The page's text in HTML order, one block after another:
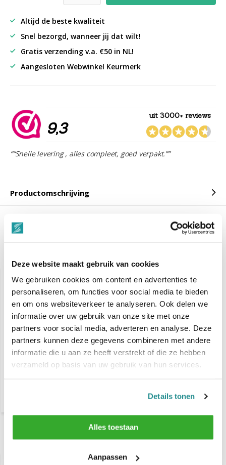
Deze website maakt gebruik van cookies
We gebruiken cookies om content en advertenties te
personaliseren, om functies voor social media te bieden
en om ons websiteverkeer te analyseren. Ook delen we
informatie over uw gebruik van onze site met onze
partners voor social media, adverteren en analyse. Deze
partners kunnen deze gegevens combineren met andere
informatie die u aan ze heeft verstrekt of die ze hebben
verzameld op basis van uw gebruik van hun services.
Details tonen
Alles toestaan
Aanpassen
Altijd de beste kwaliteit
Snel bezorgd, wanneer jij dat wilt!
Gratis verzending v.a. €50 in NL!
Aangesloten Webwinkel Keurmerk
9,3
uit 3000+ reviews
““Snelle levering , alles compleet, goed verpakt.””
Productomschrijving
HEY JOE! After Shave No.
3 Acid Melon 400ml
Recent bekeken